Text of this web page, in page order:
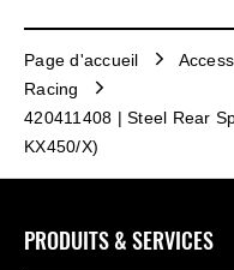
Page d'accueil
Racing
420411408 | Steel Rear
KX450/X)
PRODUITS & SERVICES